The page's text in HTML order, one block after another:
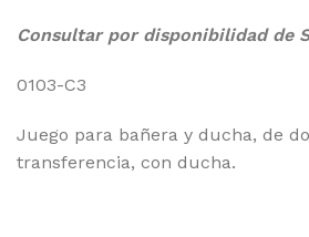
Consultar por disponibilidad de
0103-C3
Juego para bañera y ducha, de
transferencia, con ducha.